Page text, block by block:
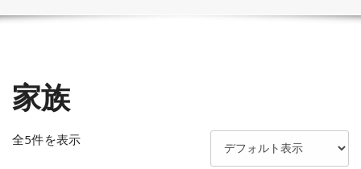
家族
全5件を表示